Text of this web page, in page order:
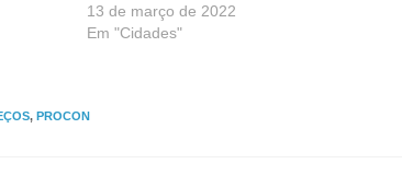
13 de março de 2022
Em "Cidades"
, PROCON